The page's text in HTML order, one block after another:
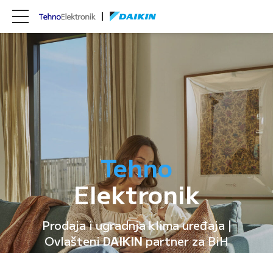
Tehno
Elektronik
Prodaja i ugradnja klima uređaja |
OvlašteniDAIKINpartner za BiH